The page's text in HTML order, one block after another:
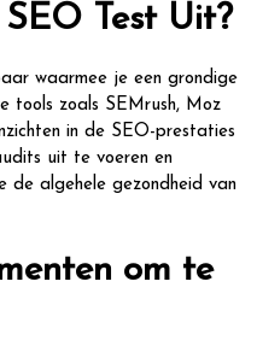
Test Uit?
waarmee je een grondige
tools zoals SEMrush, Moz
in de SEO-prestaties
uit te voeren en
de algehele gezondheid van
om te